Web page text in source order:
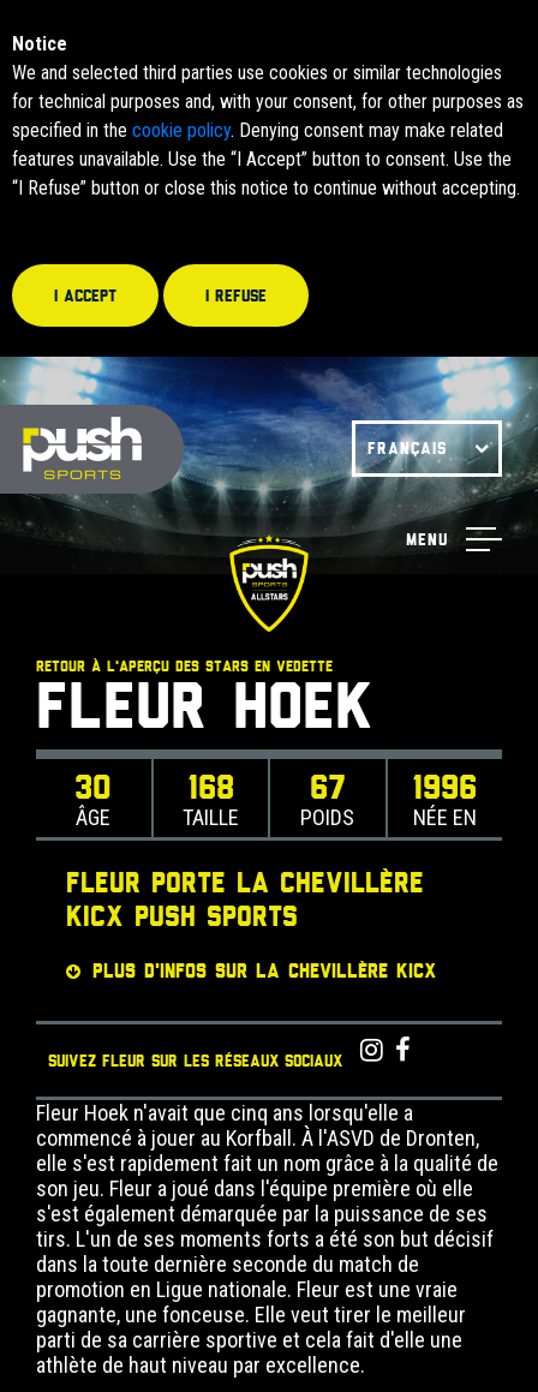
Notice
We and selected third parties use cookies or similar technologies
for technical purposes and, with your consent, for other purposes as
specified in the cookie policy. Denying consent may make related
features unavailable. Use the “I Accept” button to consent. Use the
“I Refuse” button or close this notice to continue without accepting.
I accept I refuse
FRANÇAIS
Menu
RETOUR À L'APERÇU DES STARS EN VEDETTE
Fleur Hoek
30
ÂGE
168
TAILLE
67
POIDS
1996
NÉE EN
Fleur porte la Chevillère
Kicx Push Sports
PLUS D'INFOS SUR LA CHEVILLÈRE KICX
SUIVEZ FLEUR SUR LES RÉSEAUX SOCIAUX
Fleur Hoek n'avait que cinq ans lorsqu'elle a
commencé à jouer au Korfball. À l'ASVD de Dronten,
elle s'est rapidement fait un nom grâce à la qualité de
son jeu. Fleur a joué dans l'équipe première où elle
s'est également démarquée par la puissance de ses
tirs. L'un de ses moments forts a été son but décisif
dans la toute dernière seconde du match de
promotion en Ligue nationale. Fleur est une vraie
gagnante, une fonceuse. Elle veut tirer le meilleur
parti de sa carrière sportive et cela fait d'elle une
athlète de haut niveau par excellence.